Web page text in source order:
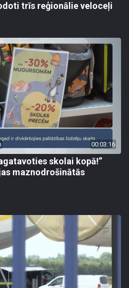
trīs reģionālie veloceļi
00:03:16
skolai kopā!”
maznodrošinātās